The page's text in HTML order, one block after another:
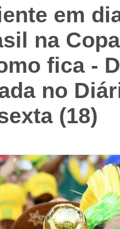
em
na
fica -
no
(18)